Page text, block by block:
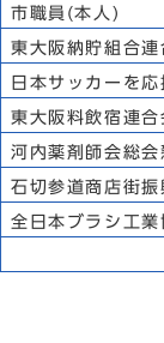
市職員(本人)
東大阪納貯組合
日本サッカーを
東大阪料飲宿連
河内薬剤師会総会
石切参道商店街
全日本ブラシ工